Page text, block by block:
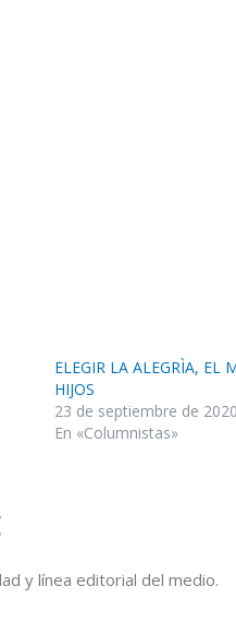
ELEGIR LA ALEGRÌA, EL
HIJOS
23 de septiembre de 2020
En «Columnistas»
y línea editorial del medio.